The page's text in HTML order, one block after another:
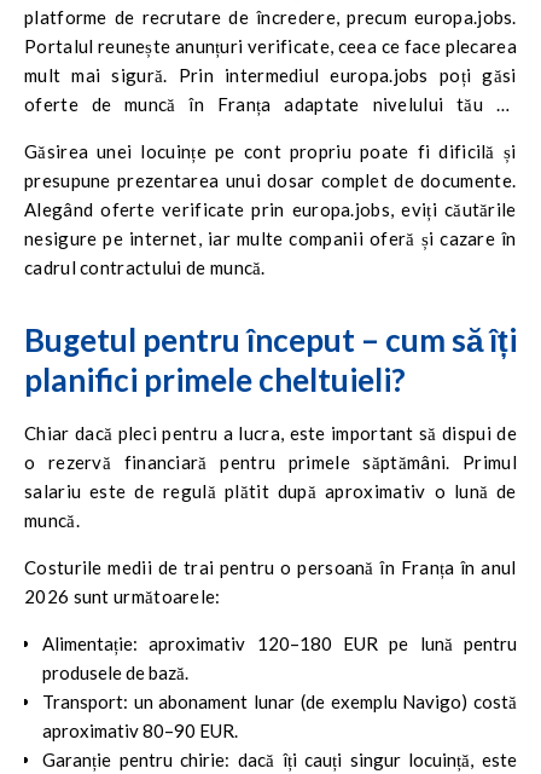
platforme de recrutare de încredere, precum europa.jobs.
Portalul reunește anunțuri verificate, ceea ce face plecarea
mult mai sigură. Prin intermediul europa.jobs poți găsi
oferte de muncă în Franța adaptate nivelului tău de
Găsirea unei locuințe pe cont propriu poate fi dificilă și
presupune prezentarea unui dosar complet de documente.
Alegând oferte verificate prin europa.jobs, eviți căutările
nesigure pe internet, iar multe companii oferă și cazare în
cadrul contractului de muncă.
Bugetul pentru început – cum să îți
planifici primele cheltuieli?
Chiar dacă pleci pentru a lucra, este important să dispui de
o rezervă financiară pentru primele săptămâni. Primul
salariu este de regulă plătit după aproximativ o lună de
muncă.
Costurile medii de trai pentru o persoană în Franța în anul
2026 sunt următoarele:
Alimentație: aproximativ 120–180 EUR pe lună pentru
produsele de bază.
Transport: un abonament lunar (de exemplu Navigo) costă
aproximativ 80–90 EUR.
Garanție pentru chirie: dacă îți cauți singur locuință, este